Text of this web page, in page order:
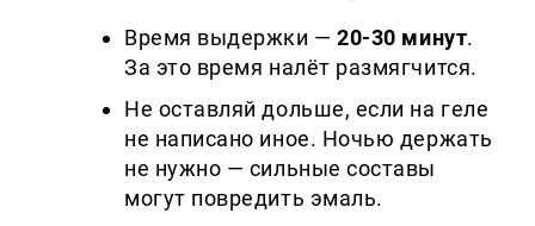
Время выдержки —20-30 минут.
За это время налёт размягчится.
Не оставляй дольше, если на геле
не написано иное. Ночью держать
не нужно — сильные составы
могут повредить эмаль.